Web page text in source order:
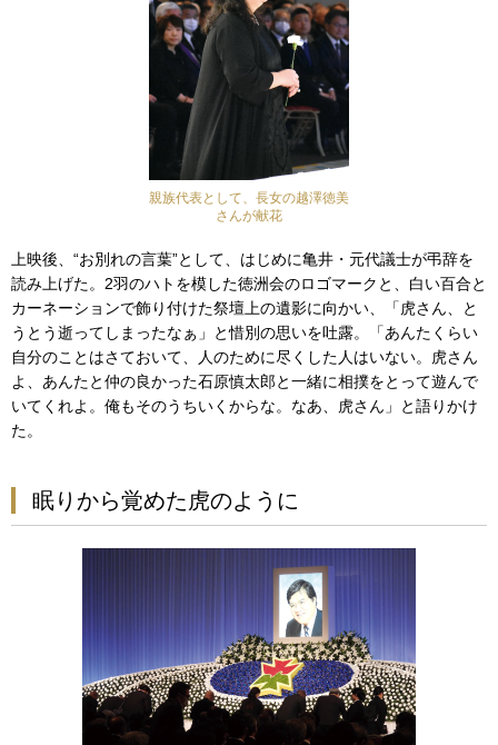
親族代表として、長女の越澤徳美
さんが献花
上映後、“お別れの言葉”として、はじめに亀井・元代議士が弔辞を
読み上げた。2羽のハトを模した徳洲会のロゴマークと、白い百合と
カーネーションで飾り付けた祭壇上の遺影に向かい、「虎さん、と
うとう逝ってしまったなぁ」と惜別の思いを吐露。「あんたくらい
自分のことはさておいて、人のために尽くした人はいない。虎さん
よ、あんたと仲の良かった石原慎太郎と一緒に相撲をとって遊んで
いてくれよ。俺もそのうちいくからな。なあ、虎さん」と語りかけ
た。
眠りから覚めた虎のように